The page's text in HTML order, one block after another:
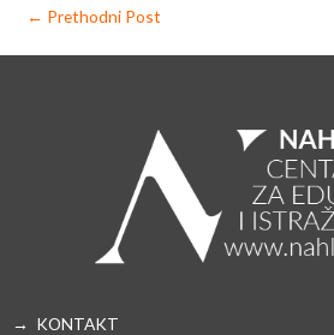
← Prethodni Post
→ KONTAKT